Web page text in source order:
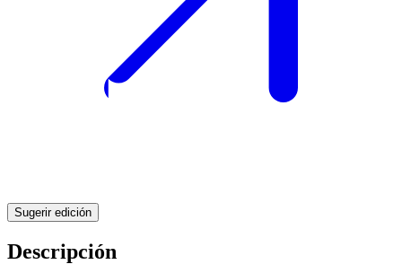
Sugerir edición
Descripción